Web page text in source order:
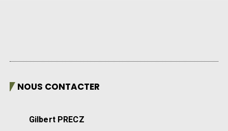
NOUS CONTACTER
Gilbert PRECZ